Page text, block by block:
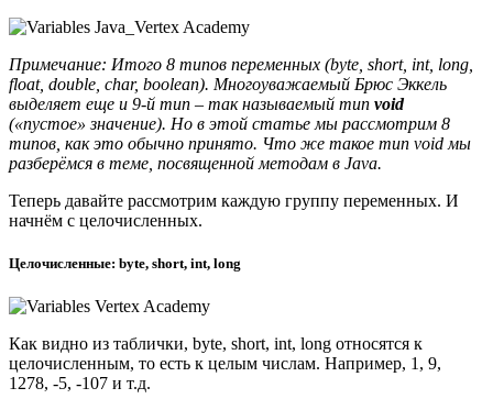
Примечание: Итого 8 типов переменных (byte, short, int, long,
float, double, char, boolean). Многоуважаемый Брюс Эккель
выделяет еще и 9-й тип – так называемый тип void
(«пустое» значение). Но в этой статье мы рассмотрим 8
типов, как это обычно принято. Что же такое тип void мы
разберёмся в теме, посвященной методам в Java.
Теперь давайте рассмотрим каждую группу переменных. И
начнём с целочисленных.
Целочисленные: byte, short, int, long
Как видно из таблички, byte, short, int, long относятся к
целочисленным, то есть к целым числам. Например, 1, 9,
1278, -5, -107 и т.д.